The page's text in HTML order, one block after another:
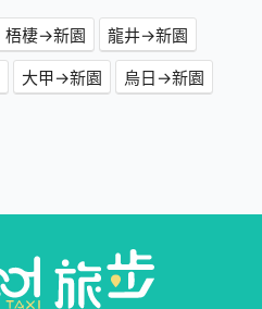
梧棲→新園
龍井→新園
大甲→新園
烏日→新園